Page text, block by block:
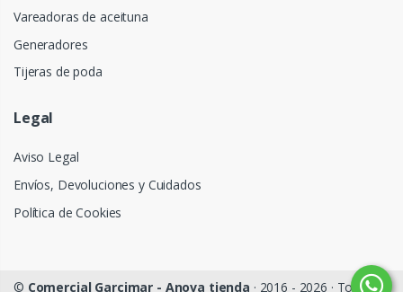
Vareadoras de aceituna
Generadores
Tijeras de poda
Legal
Aviso Legal
Envíos, Devoluciones y Cuidados
Política de Cookies
© Comercial Garcimar - Anova tienda · 2016 - 2026 · Todos